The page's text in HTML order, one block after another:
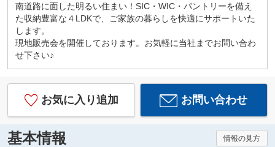
南道路に面した明るい住まい！SIC・WIC・パントリーを備え
た収納豊富な４LDKで、ご家族の暮らしを快適にサポートいた
します。
現地販売会を開催しております。お気軽に当社までお問い合わ
せ下さい♪
お気に入り追加 お問い合わせ
基本情報 情報の見方